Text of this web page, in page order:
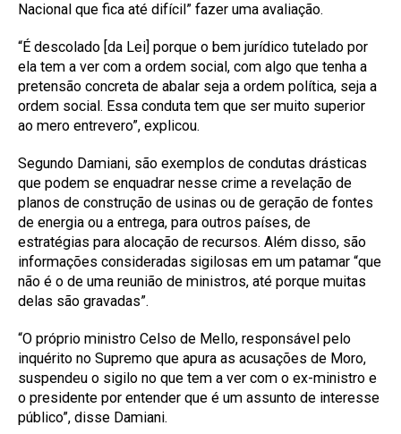
Nacional que fica até difícil” fazer uma avaliação.
“É descolado [da Lei] porque o bem jurídico tutelado por
ela tem a ver com a ordem social, com algo que tenha a
pretensão concreta de abalar seja a ordem política, seja a
ordem social. Essa conduta tem que ser muito superior
ao mero entrevero”, explicou.
Segundo Damiani, são exemplos de condutas drásticas
que podem se enquadrar nesse crime a revelação de
planos de construção de usinas ou de geração de fontes
de energia ou a entrega, para outros países, de
estratégias para alocação de recursos. Além disso, são
informações consideradas sigilosas em um patamar “que
não é o de uma reunião de ministros, até porque muitas
delas são gravadas”.
“O próprio ministro Celso de Mello, responsável pelo
inquérito no Supremo que apura as acusações de Moro,
suspendeu o sigilo no que tem a ver com o ex-ministro e
o presidente por entender que é um assunto de interesse
público”, disse Damiani.